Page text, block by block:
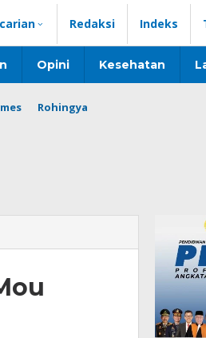
Redaksi Indeks
Opini Kesehatan
Rohingya